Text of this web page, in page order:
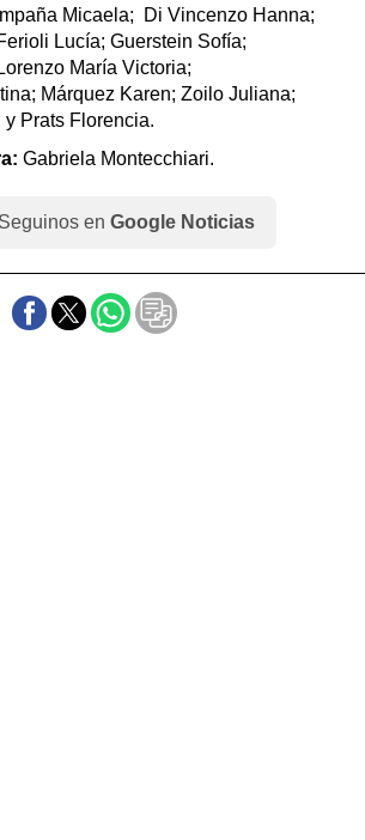
Micaela; Di Vincenzo Hanna;
Lucía; Guerstein Sofía;
María Victoria;
Márquez Karen; Zoilo Juliana;
Prats Florencia.
Gabriela Montecchiari.
Seguinos en Google Noticias